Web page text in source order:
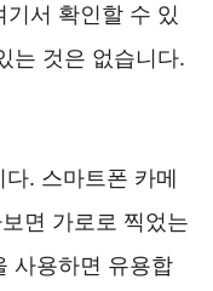
서 확인할 수 있
는 것은 없습니다.
. 스마트폰 카메
면 가로로 찍었는
사용하면 유용합